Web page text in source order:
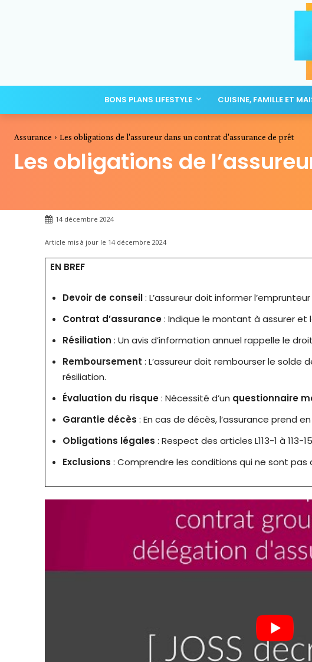
BONS PLANS LIFESTYLE CUISINE, FAMILLE ET
Assurance Les obligations de l'assureur dans un contrat d'assurance de prêt
Les obligations de
14 décembre 2024
Article mis à jour le 14 décembre 2024
EN BREF
Devoir de conseil: L’assureur doit informer
Contrat d’assurance: Indique le montant à assurer et
Résiliation : Un avis d’information annuel rappelle le
Remboursement : L’assureur doit rembourser le solde
résiliation.
Évaluation du risque: Nécessité d’un questionnaire
Garantie décès : En cas de décès, l’assurance prend
Obligations légales : Respect des articles L113-1 à 113-
Exclusions : Comprendre les conditions qui ne sont